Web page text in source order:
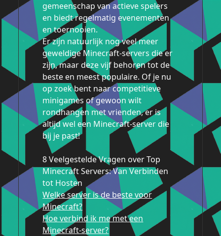
gemeenschap van actieve spelers
en biedt regelmatig evenementen
en toernooien.
Er zijn natuurlijk nog veel meer
geweldige Minecraft-servers die er
zijn, maar deze vijf behoren tot de
beste en meest populaire. Of je nu
op zoek bent naar competitieve
minigames of gewoon wilt
rondhangen met vrienden, er is
altijd wel een Minecraft-server die
bij je past!
8 Veelgestelde Vragen over Top
Minecraft Servers: Van Verbinden
tot Hosten
Welke server is de beste voor
Minecraft?
Hoe verbind ik me met een
Minecraft-server?